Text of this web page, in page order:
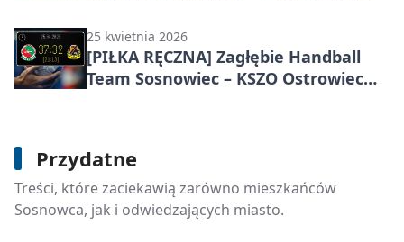
25 kwietnia 2026
[PIŁKA RĘCZNA] Zagłębie Handball
Team Sosnowiec – KSZO Ostrowiec
Przydatne
Treści, które zaciekawią zarówno mieszkańców
Sosnowca, jak i odwiedzających miasto.
Miejskie Przedsiębiorstwo Gospodarki
Odpadami w Sosnowcu - kontakt,
godziny, GPSZOK i zasady segregacji